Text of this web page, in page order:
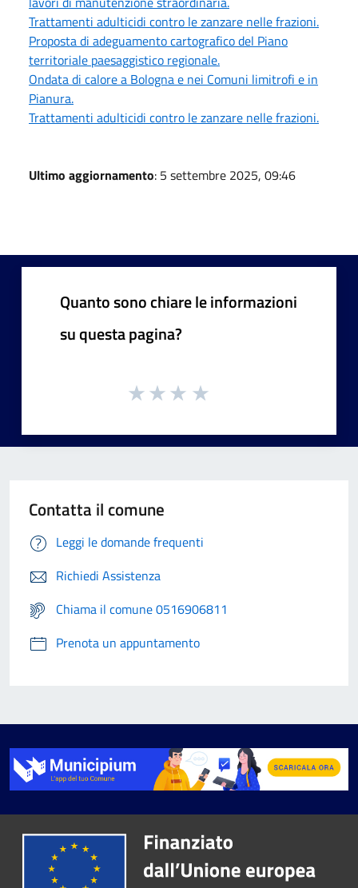
Trattamenti adulticidi contro le zanzare nelle frazioni.
Proposta di adeguamento cartografico del Piano
territoriale paesaggistico regionale.
Ondata di calore a Bologna e nei Comuni limitrofi e in
Pianura.
Trattamenti adulticidi contro le zanzare nelle frazioni.
Ultimo aggiornamento: 5 settembre 2025, 09:46
Quanto sono chiare le informazioni
su questa pagina?
Contatta il comune
Leggi le domande frequenti
Richiedi Assistenza
Chiama il comune 0516906811
Prenota un appuntamento